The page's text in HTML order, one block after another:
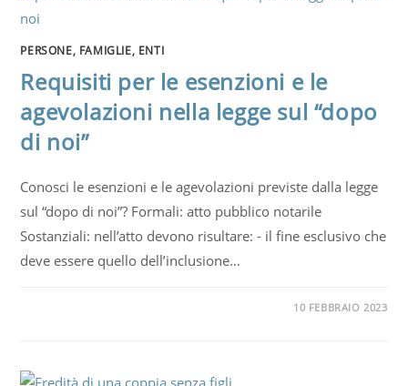
PERSONE, FAMIGLIE, ENTI
Requisiti per le esenzioni e le
agevolazioni nella legge sul “dopo
di noi”
Conosci le esenzioni e le agevolazioni previste dalla legge
sul “dopo di noi”? Formali: atto pubblico notarile
Sostanziali: nell’atto devono risultare: - il fine esclusivo che
deve essere quello dell’inclusione…
10 FEBBRAIO 2023